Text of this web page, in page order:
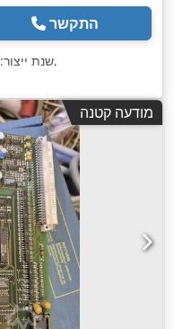
התקשר
שנת ייצור:,
מודעה קטנה